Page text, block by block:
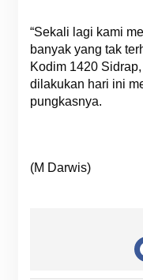
“Sekali lagi kami
banyak yang tak
Kodim 1420
dilakukan hari ini
pungkasnya.
(M Darwis)